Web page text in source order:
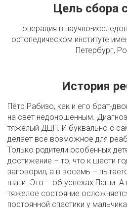
Цель сбора
операция в научно-
ортопедическом институте
Петербург,
История
Пётр Рабизо, как и его брат-
на свет недоношенным.
тяжелый ДЦП. И буквально с
делает все возможное для
Только родители особенных
достижение – то, что к шести
заговорил, а в восемь –
шаги. Это – об успехах Паши. А
тяжелое состояние
постоянной спастики у